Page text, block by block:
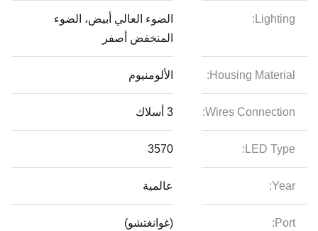
Lighting:
الضوء العالي أبيض، الضوء
المنخفض أصفر
Housing Material: الألومنيوم
Wires Connection: 3 أسلاك
LED Type:
3570
Year: عالمية
Port: (غوانغتشو)